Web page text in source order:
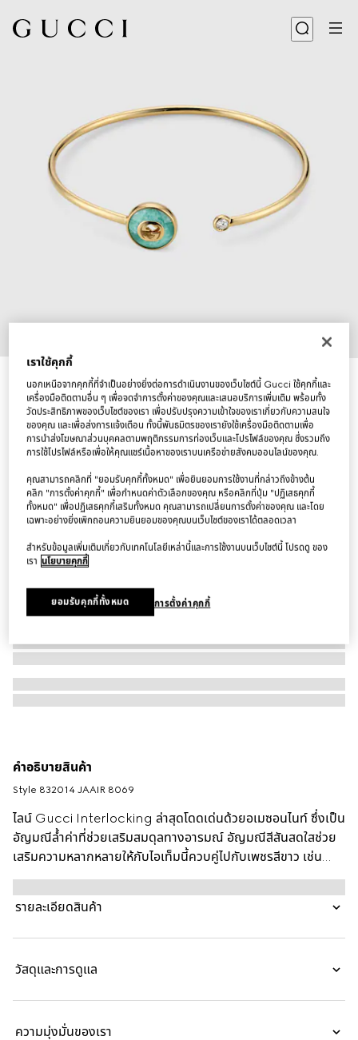
สร้อยข้อมือ Gucci Interlocking 18k bangle bracelet
฿150,000
คำอธิบายสินค้า
Style ‎832014 JAAIR 8069
ไลน์ Gucci Interlocking ล่าสุดโดดเด่นด้วยอเมซอนไนท์ ซึ่งเป็น
อัญมณีล้ำค่าที่ช่วยเสริมสมดุลทางอารมณ์ อัญมณีสีสันสดใสช่วย
เสริมความหลากหลายให้กับไอเท็มนี้ควบคู่ไปกับเพชรสีขาว เช่น
สร้อยข้อมือกำไลประดับด้วย Interlocking G ชิ้นนี้
รายละเอียดสินค้า
วัสดุและการดูแล
ความมุ่งมั่นของเรา
เราใช้คุกกี้
นอกเหนือจากคุกกี้ที่จำเป็นอย่างยิ่งต่อการดำเนินงานของเว็บไซต์นี้ Gucci ใช้คุกกี้และ
เครื่องมือติดตามอื่น ๆ เพื่อจดจำการตั้งค่าของคุณและเสนอบริการเพิ่มเติม พร้อมทั้ง
วัดประสิทธิภาพของเว็บไซต์ของเรา เพื่อปรับปรุงความเข้าใจของเราเกี่ยวกับความสนใจ
ของคุณ และเพื่อส่งการแจ้งเตือน ทั้งนี้พันธมิตรของเรายังใช้เครื่องมือติดตามเพื่อ
การนำส่งโฆษณาส่วนบุคคลตามพฤติกรรมการท่องเว็บและโปรไฟล์ของคุณ ซึ่งรวมถึง
การใช้โปรไฟล์หรือเพื่อให้คุณแชร์เนื้อหาของเราบนเครือข่ายสังคมออนไลน์ของคุณ.
คุณสามารถคลิกที่ "ยอมรับคุกกี้ทั้งหมด" เพื่อยินยอมการใช้งานที่กล่าวถึงข้างต้น
คลิก "การตั้งค่าคุกกี้" เพื่อกำหนดค่าตัวเลือกของคุณ หรือคลิกที่ปุ่ม "ปฏิเสธคุกกี้
ทั้งหมด" เพื่อปฏิเสธคุกกี้เสริมทั้งหมด คุณสามารถเปลี่ยนการตั้งค่าของคุณ และโดย
เฉพาะอย่างยิ่งเพิกถอนความยินยอมของคุณบนเว็บไซต์ของเราได้ตลอดเวลา
สำหรับข้อมูลเพิ่มเติมเกี่ยวกับเทคโนโลยีเหล่านี้และการใช้งานบนเว็บไซต์นี้ โปรดดู ของ
เรา นโยบายคุกกี้
การตั้งค่าคุกกี้
ยอมรับคุกกี้ทั้งหมด